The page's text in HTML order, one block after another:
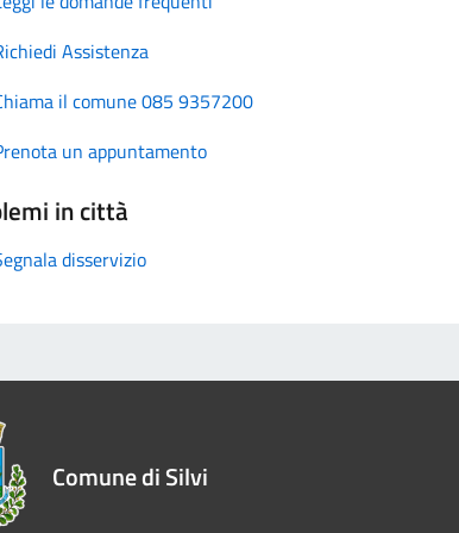
Assistenza
il comune 085 9357200
un appuntamento
in città
disservizio
Comune di Silvi